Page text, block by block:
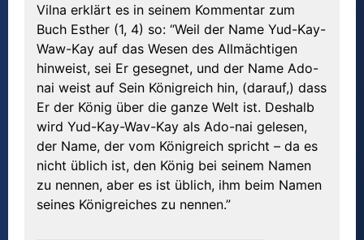
Vilna erklärt es in seinem Kommentar zum
Buch Esther (1, 4) so: “Weil der Name Yud-Kay-
Waw-Kay auf das Wesen des Allmächtigen
hinweist, sei Er gesegnet, und der Name Ado-
nai weist auf Sein Königreich hin, (darauf,) dass
Er der König über die ganze Welt ist. Deshalb
wird Yud-Kay-Wav-Kay als Ado-nai gelesen,
der Name, der vom Königreich spricht – da es
nicht üblich ist, den König bei seinem Namen
zu nennen, aber es ist üblich, ihm beim Namen
seines Königreiches zu nennen.”